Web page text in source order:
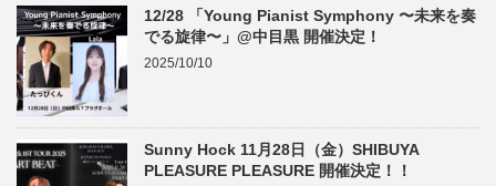
12/28 「Young Pianist Symphony 〜未来を奏
でる旋律〜」@中目黒 開催決定！
2025/10/10
Sunny Hock 11月28日（金）SHIBUYA
PLEASURE PLEASURE 開催決定！！